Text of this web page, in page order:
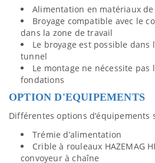
Alimentation en matériaux
Broyage compatible avec le
dans la zone de travail
Le broyage est possible
tunnel
Le montage ne nécessite
fondations
OPTION D'EQUIPEMENTS
Différentes options d’équipements
Trémie d’alimentation
Crible à rouleaux HAZEMAG
convoyeur à chaîne